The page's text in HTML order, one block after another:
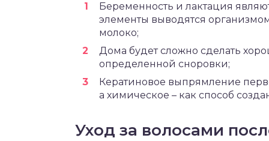
Беременность и лактация
элементы выводятся
молоко;
Дома будет сложно сделать
определенной сноровки;
Кератиновое выпрямление
а химическое – как способ
Уход за волосами